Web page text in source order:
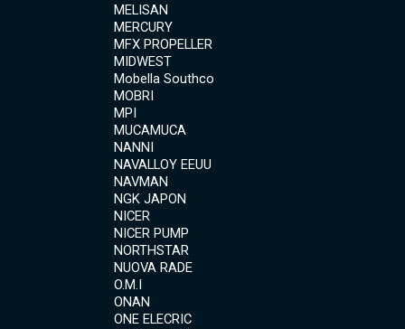
MELISAN
MERCURY
MFX PROPELLER
MIDWEST
Mobella Southco
MOBRI
MPI
MUCAMUCA
NANNI
NAVALLOY EEUU
NAVMAN
NGK JAPON
NICER
NICER PUMP
NORTHSTAR
NUOVA RADE
O.M.I
ONAN
ONE ELECRIC